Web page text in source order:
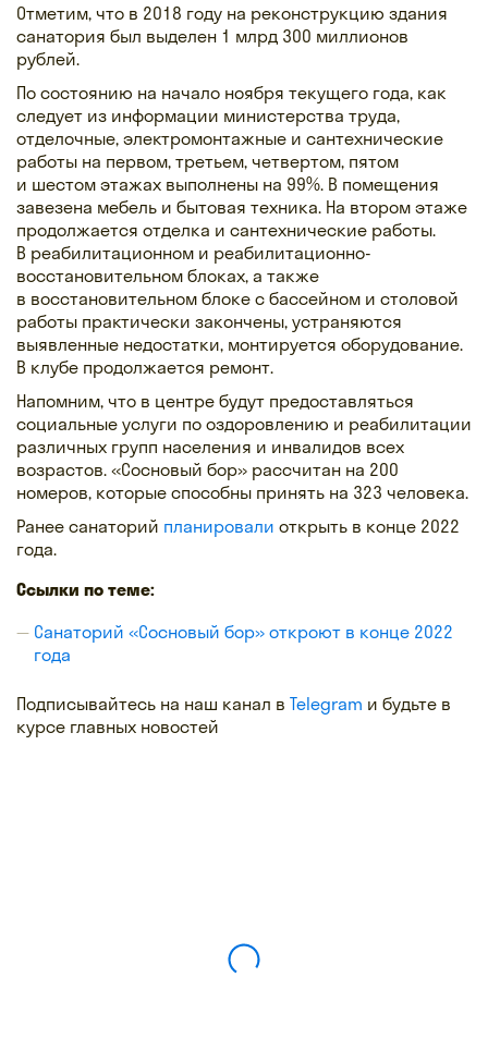
Отметим, что в 2018 году на реконструкцию здания
санатория был выделен 1 млрд 300 миллионов
рублей.
По состоянию на начало ноября текущего года, как
следует из информации министерства труда,
отделочные, электромонтажные и сантехнические
работы на первом, третьем, четвертом, пятом
и шестом этажах выполнены на 99%. В помещения
завезена мебель и бытовая техника. На втором этаже
продолжается отделка и сантехнические работы.
В реабилитационном и реабилитационно-
восстановительном блоках, а также
в восстановительном блоке с бассейном и столовой
работы практически закончены, устраняются
выявленные недостатки, монтируется оборудование.
В клубе продолжается ремонт.
Напомним, что в центре будут предоставляться
социальные услуги по оздоровлению и реабилитации
различных групп населения и инвалидов всех
возрастов. «Сосновый бор» рассчитан на 200
номеров, которые способны принять на 323 человека.
Ранее санаторий планировали открыть в конце 2022
года.
Ссылки по теме:
Санаторий «Сосновый бор» откроют в конце 2022
года
Подписывайтесь на наш канал в Telegram и будьте в
курсе главных новостей